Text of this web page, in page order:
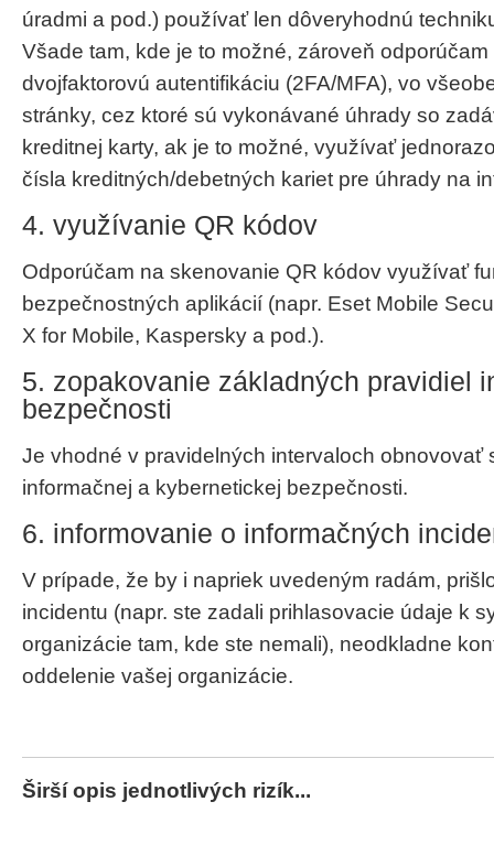
úradmi a pod.) používať len dôveryhodnú
Všade tam, kde je to možné, zároveň
dvojfaktorovú autentifikáciu (2FA/MFA), vo
stránky, cez ktoré sú vykonávané úhrady so
kreditnej karty, ak je to možné, využívať
čísla kreditných/debetných kariet pre úhrady na
4. využívanie QR kódov
Odporúčam na skenovanie QR kódov využívať
bezpečnostných aplikácií (napr. Eset Mobile
X for Mobile, Kaspersky a pod.).
5. zopakovanie základných pravidiel
bezpečnosti
Je vhodné v pravidelných intervaloch obnovovať
informačnej a kybernetickej bezpečnosti.
6. informovanie o informačných
V prípade, že by i napriek uvedeným radám,
incidentu (napr. ste zadali prihlasovacie údaje k
organizácie tam, kde ste nemali), neodkladne
oddelenie vašej organizácie.
Širší opis jednotlivých rizík...